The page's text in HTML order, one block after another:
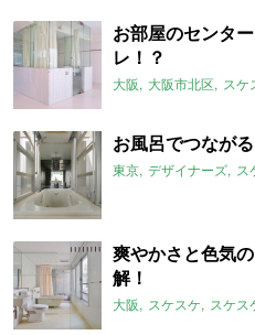
お部屋のセンタ
レ！？
大阪 大阪市北区 スケ
お風呂でつなが
東京 デザイナーズ ス
爽やかさと色気
解！
大阪 スケスケ スケス